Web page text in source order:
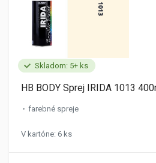
Skladom: 5+ ks
HB BODY Sprej IRIDA 1013
farebné spreje
V kartóne: 6 ks